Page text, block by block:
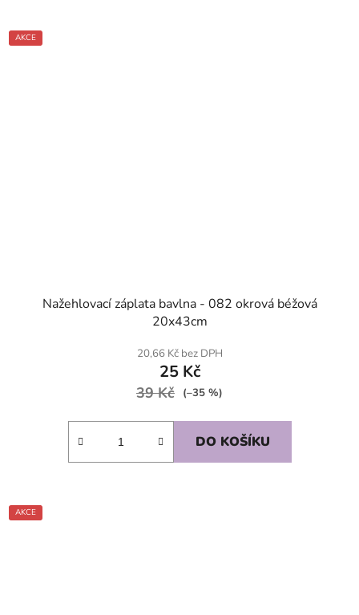
AKCE
Nažehlovací záplata bavlna - 082 okrová béžová
20x43cm
20,66 Kč bez DPH
25 Kč
39 Kč (–35 %)
DO KOŠÍKU
AKCE